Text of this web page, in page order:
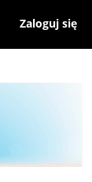
Zaloguj się